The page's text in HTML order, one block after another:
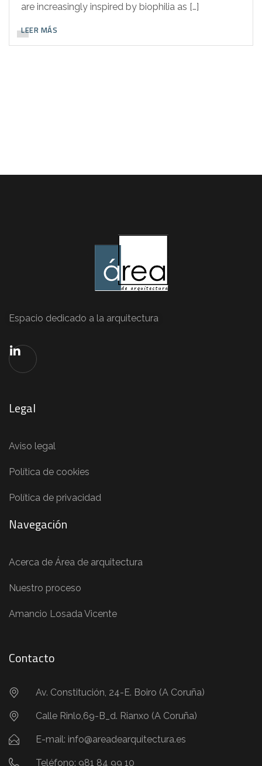
are increasingly inspired by biophilia as […]
LEER MÁS
Espacio dedicado a la arquitectura
Legal
Aviso legal
Política de cookies
Política de privacidad
Navegación
Acerca de Área de arquitectura
Nuestro proceso
Amancio Losada Vicente
Contacto
Av. Constitución, 24-E. Boiro (A Coruña)
Calle Rinlo,69-B_d. Rianxo (A Coruña)
E-mail: info@areadearquitectura.es
Teléfono: 981 84 99 10